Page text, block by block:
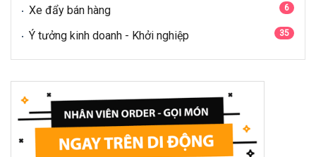
Xe đẩy bán hàng 6
Ý tưởng kinh doanh - Khởi nghiệp 35